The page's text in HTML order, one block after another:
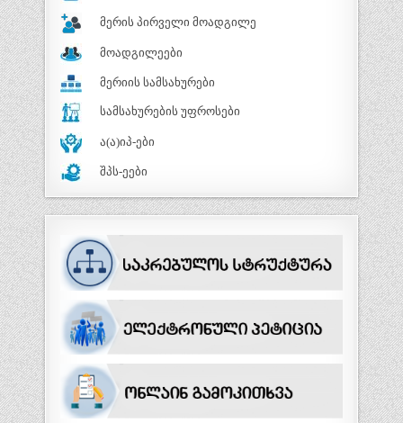
მერის პირველი მოადგილე
მოადგილეები
მერიის სამსახურები
სამსახურების უფროსები
ა(ა)იპ-ები
შპს-ეები